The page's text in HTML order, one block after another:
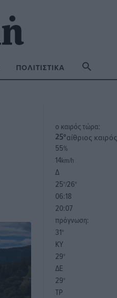
ΠΟΛΙΤΙΣΤΙΚΆ
o καιρός τώρα:
25°αίθριος καιρός
55%
14km/h
Δ
25°/26°
06:18
20:07
πρόγνωση:
31°
ΚΥ
29°
ΔΕ
29°
ΤΡ